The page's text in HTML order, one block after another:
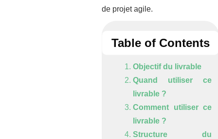
de projet agile.
Table of Contents
Objectif du livrable
Quand utiliser ce
livrable ?
Comment utiliser ce
livrable ?
Structure du